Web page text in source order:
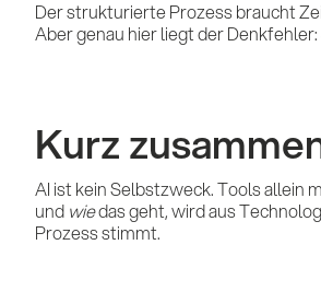
Der strukturierte Prozess braucht
Aber genau hier liegt der
Kurz
AI ist kein Selbstzweck. Tools allein
und wiedas geht, wird aus
Prozess stimmt.